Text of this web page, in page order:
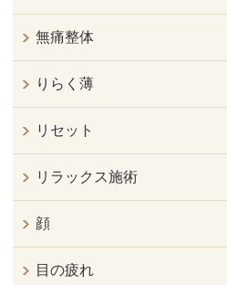
無痛整体
りらく薄
リセット
リラックス施術
顔
目の疲れ